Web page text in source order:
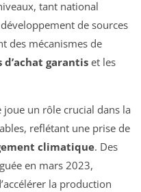
tant national
de sources
des mécanismes de
garantis et les
joue un rôle crucial dans la
reflétant une prise de
climatique. Des
en mars 2023,
la production